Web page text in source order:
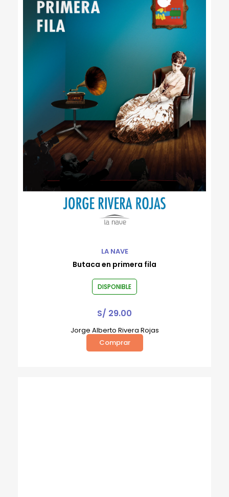
LA NAVE
Butaca en primera fila
DISPONIBLE
S/ 29.00
Jorge Alberto Rivera Rojas
Comprar